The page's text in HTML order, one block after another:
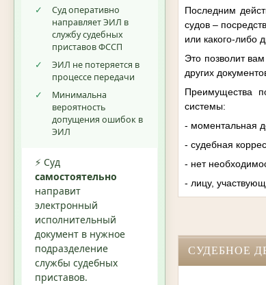
✓
Суд оперативно
направляет ЭИЛ в
службу судебных
приставов ФССП
✓
ЭИЛ не потеряется в
процессе передачи
✓
Минимальна
вероятность
допущения ошибок в
ЭИЛ
⚡ Суд
самостоятельно
направит
электронный
исполнительный
документ в нужное
подразделение
службы судебных
приставов.
Последним
судов –
или какого-либо
Это позволит
других
Преимущества
системы:
- моментальная
- судебная
- нет
- лицу,
СУДЕБНОЕ